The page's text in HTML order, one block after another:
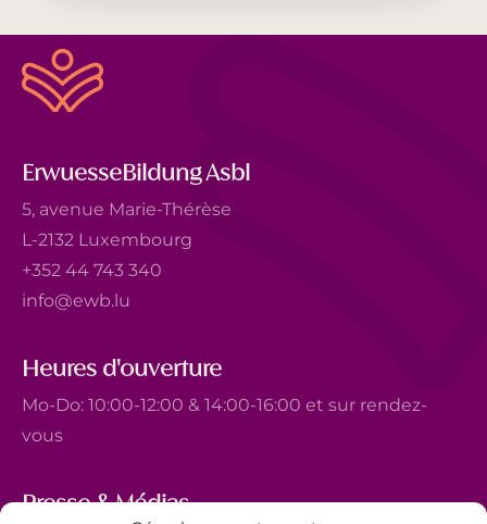
ErwuesseBildung Asbl
5, avenue Marie-Thérèse
L-2132 Luxembourg
+352 44 743 340
info@ewb.lu
Heures d'ouverture
Mo-Do: 10:00-12:00 & 14:00-16:00 et sur rendez-
vous
Presse & Médias